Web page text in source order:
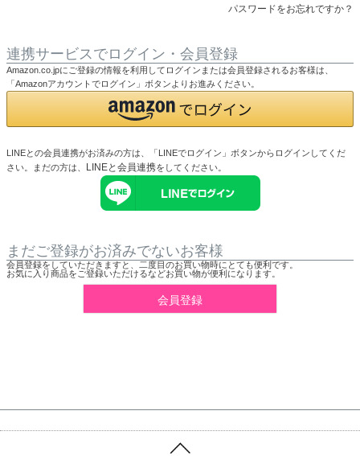
パスワードをお忘れですか？
連携サービスでログイン・会員登録
Amazon.co.jpにご登録の情報を利用してログインまたは会員登録されるお客様は、
「Amazonアカウントでログイン」ボタンよりお進みください。
LINEとの会員連携がお済みの方は、「LINEでログイン」ボタンからログインしてくだ
さい。まだの方は、 LINEと会員連携をしてください。
まだご登録がお済みでないお客様
会員登録をしていただきますと、二度目のお買い物時にとても便利です。
お気に入り商品をご登録いただけるなどお買い物が便利になります。
会員登録